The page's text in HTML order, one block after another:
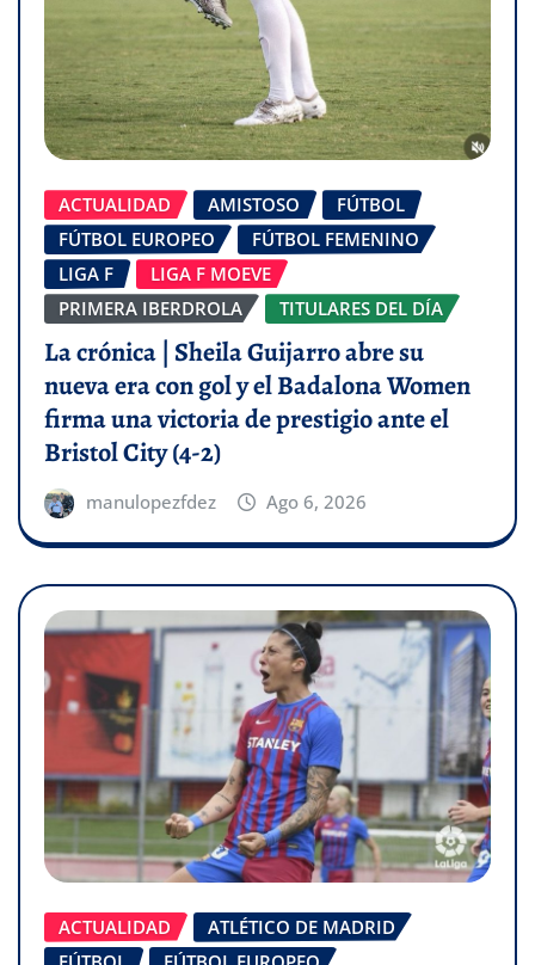
ACTUALIDAD AMISTOSO
FÚTBOL
FÚTBOL EUROPEO
FÚTBOL FEMENINO
LIGA F
LIGA F MOEVE
PRIMERA IBERDROLA
TITULARES DEL DÍA
La crónica | Sheila Guijarro abre su
nueva era con gol y el Badalona Women
firma una victoria de prestigio ante el
Bristol City (4-2)
manulopezfdez Ago 6, 2026
ACTUALIDAD
ATLÉTICO DE MADRID